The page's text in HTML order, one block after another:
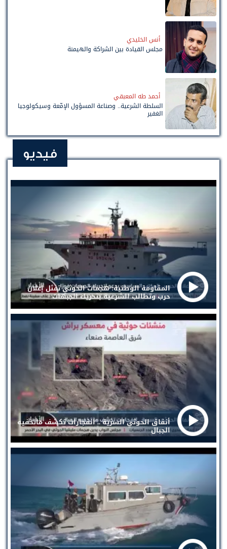
أنس الخليدي
مجلس القيادة بين الشراكة والهيمنة
أحمد طه المعبقي
السلطة الشرعية.. وصناعة المسؤول الإمّعة وسيكولوجيا
الغفير
فيديو
المقاومة الوطنية: هجمات الحوثي تمثل إعلان
حرب وتطالب الشرعية بتحريك الجبهات
أنفاق الحوثي السرية .. انفجارات تكشف ماتخفيه
الجبال